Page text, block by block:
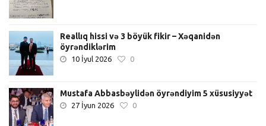
Reallıq hissi və 3 böyük fikir – Xəqanidən
öyrəndiklərim
10 İyul 2026 0
Mustafa Abbasbəylidən öyrəndiyim 5 xüsusiyyət
27 İyun 2026 0